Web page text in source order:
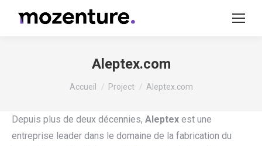
Aleptex.com
Vous êtes ici :
Accueil Project Aleptex.com
Depuis plus de deux décennies, Aleptex est une
entreprise leader dans le domaine de la fabrication du